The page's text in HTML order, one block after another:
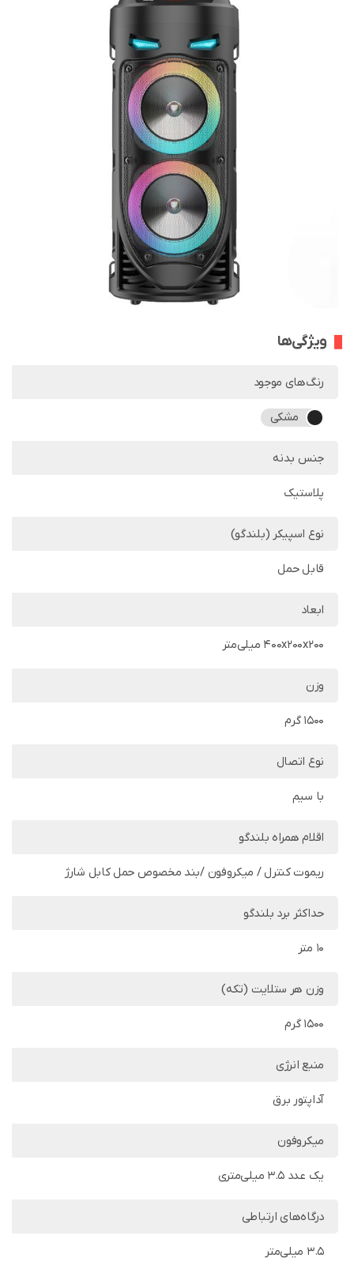
ویژگی‌ها
رنگ‌های موجود
مشکی
جنس بدنه
پلاستیک
نوع اسپیکر (بلندگو)
قابل حمل
ابعاد
400x200x200 میلی‌متر
وزن
1500 گرم
نوع اتصال
با سیم
اقلام همراه بلندگو
ریموت کنترل / میکروفون /بند مخصوص حمل کابل شارژ
حداکثر برد بلندگو
10 متر
وزن هر ستلایت (تکه)
1500 گرم
منبع انرژی
آداپتور برق
میکروفون
یک عدد 3.5 میلی‌متری
درگاه‌های ارتباطی
3.5 میلی‌متر